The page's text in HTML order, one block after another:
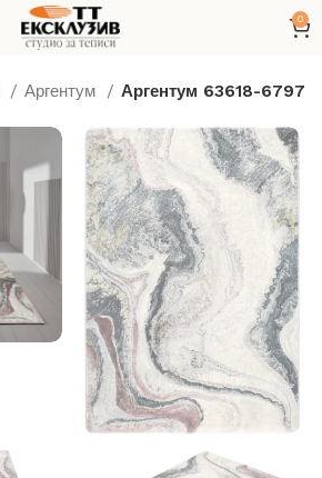
0
Аргентум Аргентум 63618-6797